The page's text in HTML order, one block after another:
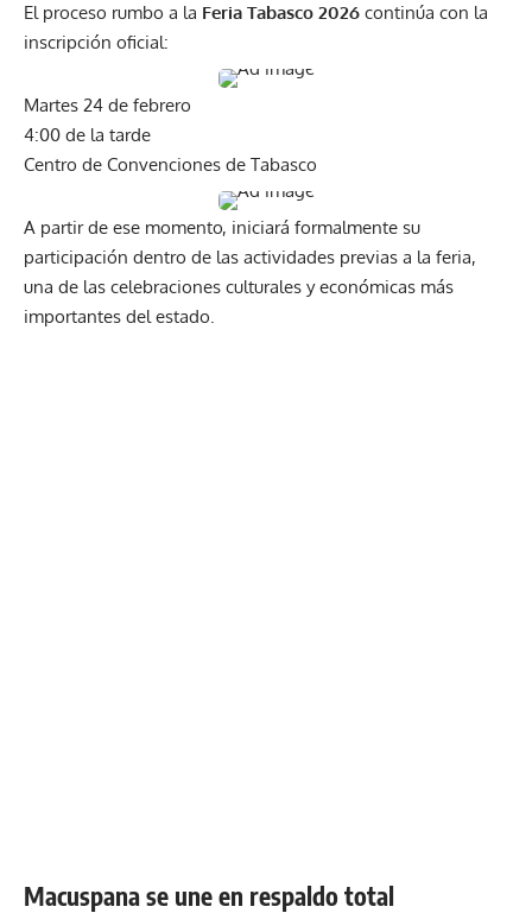
El proceso rumbo a la Feria Tabasco 2026 continúa con la
inscripción oficial:
Martes 24 de febrero
4:00 de la tarde
Centro de Convenciones de Tabasco
A partir de ese momento, iniciará formalmente su
participación dentro de las actividades previas a la feria,
una de las celebraciones culturales y económicas más
importantes del estado.
Macuspana se une en respaldo total